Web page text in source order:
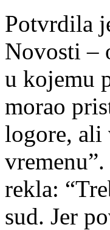
Potvrdila
Novosti –
u kojemu
morao
logore, ali
rekla:
sud. Jer